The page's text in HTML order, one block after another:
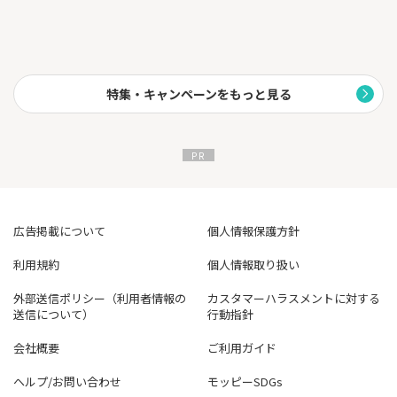
特集・キャンペーンをもっと見る
広告掲載について
個人情報保護方針
利用規約
個人情報取り扱い
外部送信ポリシー（利用者情報の
送信について）
カスタマーハラスメントに対する
行動指針
会社概要
ご利用ガイド
ヘルプ/お問い合わせ
モッピーSDGs